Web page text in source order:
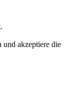
und akzeptiere die